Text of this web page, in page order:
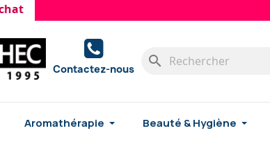
Contactez-nous search
Aromathérapie Beauté & Hygiène